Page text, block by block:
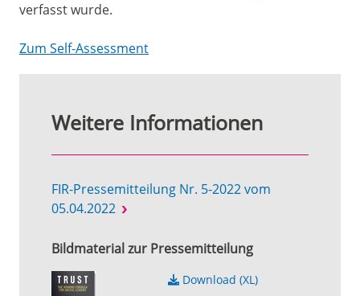
verfasst wurde.
Zum Self-Assessment
Weitere Informationen
FIR-Pressemitteilung Nr. 5-2022 vom
05.04.2022
Bildmaterial zur Pressemitteilung
Download (XL)